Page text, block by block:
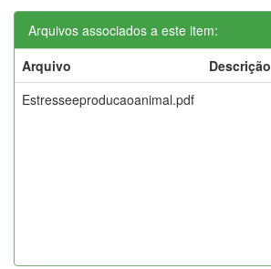
Arquivos associados a este item:
Arquivo
Descrição
Estresseeproducaoanimal.pdf